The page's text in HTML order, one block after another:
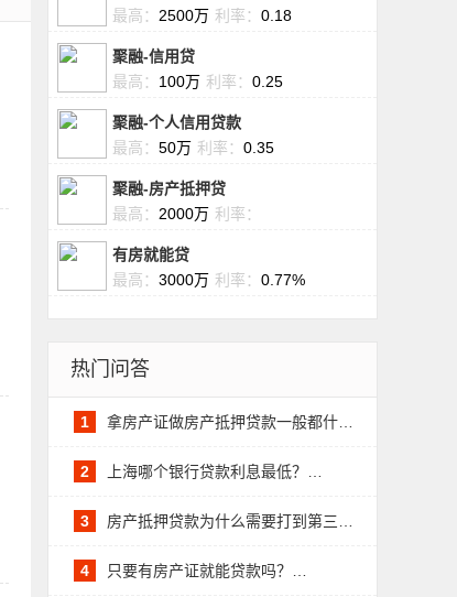
最高： 2500万 利率： 0.18
聚融-信用贷
最高： 100万 利率： 0.25
聚融-个人信用贷款
最高： 50万 利率： 0.35
聚融-房产抵押贷
最高： 2000万 利率：
有房就能贷
最高： 3000万 利率： 0.77%
热门问答
1 拿房产证做房产抵押贷款一般都什…
2 上海哪个银行贷款利息最低？…
3 房产抵押贷款为什么需要打到第三…
4 只要有房产证就能贷款吗？…